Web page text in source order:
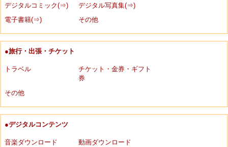
デジタルコミック(⇒)
デジタル写真集(⇒)
電子書籍(⇒)
その他
●旅行・出張・チケット
トラベル
チケット・金券・ギフト
券
その他
●デジタルコンテンツ
音楽ダウンロード
動画ダウンロード